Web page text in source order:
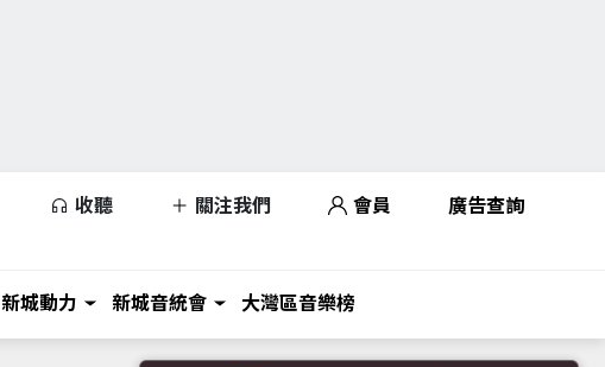
收聽 關注我們 會員 廣告查詢
新城動力 新城音統會 大灣區音樂榜